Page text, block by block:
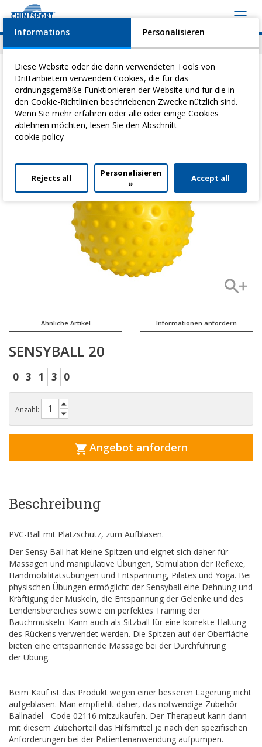
News Geschehen Video Download
Sie befinden sich hier:Home>Heilgymnastik>Hilfsmittel Sanfte
Gymnastik> Sensyball 20
Ähnliche Artikel Informationen anfordern
SENSYBALL 20
0 3 1 3 0
Anzahl:
Angebot anfordern
Beschreibung
PVC-Ball mit Platzschutz, zum Aufblasen.
Der Sensy Ball hat kleine Spitzen und eignet sich daher für
Massagen und manipulative Übungen, Stimulation der Reflexe,
Handmobilitätsübungen und Entspannung, Pilates und Yoga. Bei
physischen Übungen ermöglicht der Sensyball eine Dehnung und
Kräftigung der Muskeln, die Entspannung der Gelenke und des
Lendensbereiches sowie ein perfektes Training der
Bauchmuskeln. Kann auch als Sitzball für eine korrekte Haltung
des Rückens verwendet werden. Die Spitzen auf der Oberfläche
bieten eine entspannende Massage bei der Durchführung
der Übung.
Beim Kauf ist das Produkt wegen einer besseren Lagerung nicht
aufgeblasen. Man empfiehlt daher, das notwendige Zubehör –
Ballnadel - Code 02116 mitzukaufen. Der Therapeut kann dann
mit diesem Zubehörteil das Hilfsmittel je nach den spezifischen
Anforderungen bei der Patientenanwendung aufpumpen.
Informations Personalisieren
Diese Website oder die darin verwendeten Tools von
Drittanbietern verwenden Cookies, die für das
ordnungsgemäße Funktionieren der Website und für die in
den Cookie-Richtlinien beschriebenen Zwecke nützlich sind.
Wenn Sie mehr erfahren oder alle oder einige Cookies
ablehnen möchten, lesen Sie den Abschnitt
cookie policy
Rejects all
Personalisieren
»
Accept all